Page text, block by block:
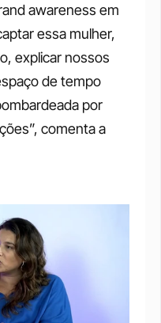
awareness em
essa mulher,
explicar nossos
de tempo
por
comenta a